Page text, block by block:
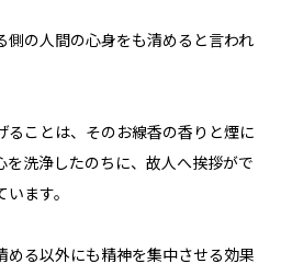
側の人間の心身をも清めると言われ
ることは、そのお線香の香りと煙に
を洗浄したのちに、故人へ挨拶がで
ます。
める以外にも精神を集中させる効果